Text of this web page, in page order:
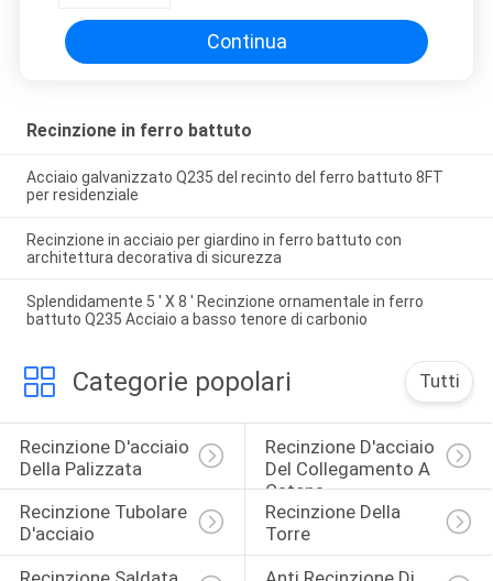
Continua
Recinzione in ferro battuto
Acciaio galvanizzato Q235 del recinto del ferro battuto 8FT
per residenziale
Recinzione in acciaio per giardino in ferro battuto con
architettura decorativa di sicurezza
Splendidamente 5 ′ X 8 ′ Recinzione ornamentale in ferro
battuto Q235 Acciaio a basso tenore di carbonio
Categorie popolari Tutti
Recinzione D'acciaio
Della Palizzata
Recinzione D'acciaio
Del Collegamento A
Catena
Recinzione Tubolare
D'acciaio
Recinzione Della
Torre